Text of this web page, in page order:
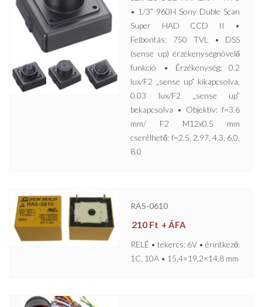
• 1/3” 960H Sony Duble Scan
Super HAD CCD II •
Felbontás: 750 TVL • DSS
(sense up) érzékenységnövelő
funkció • Érzékenység: 0.2
lux/F2 „sense up” kikapcsolva,
0.03 lux/F2 „sense up”
bekapcsolva • Objektív: f=3.6
mm/ F2 M12x0.5 mm
cserélhető: f=2.5, 2.97, 4.3, 6.0,
8.0
RAS-0610
210 Ft + ÁFA
RELÉ • tekercs: 6V • érintkező:
1C, 10A • 15,4×19,2×14,8 mm